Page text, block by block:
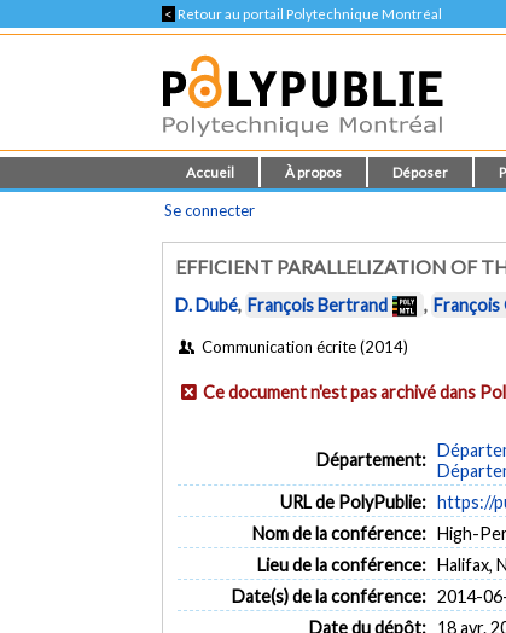
< Retour au portail Polytechnique Montréal
Accueil À propos Déposer
Se connecter
EFFICIENT PARALLELIZATION OF
D. Dubé, François Bertrand , François
Communication écrite (2014)
Ce document n'est pas archivé dans
Département:
URL de PolyPublie: https://
Nom de la conférence: High-
Lieu de la conférence: Halifax,
Date(s) de la conférence: 2014-
Date du dépôt: 18 avr.